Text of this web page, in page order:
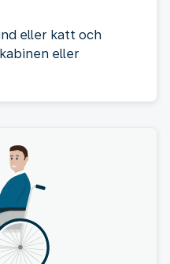
eller katt och
eller